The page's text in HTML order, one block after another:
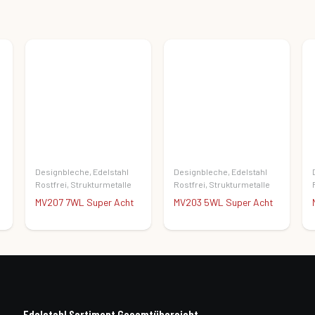
Designbleche, Edelstahl
Rostfrei, Strukturmetalle
MV207 7WL Super Acht
Designbleche, Edelstahl
Rostfrei, Strukturmetalle
MV203 5WL Super Acht